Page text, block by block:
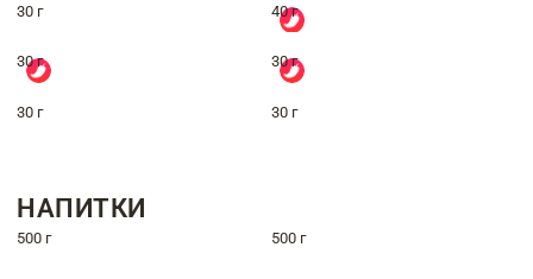
30 г 40 г
30 г 30 г
30 г 30 г
НАПИТКИ
500 г 500 г